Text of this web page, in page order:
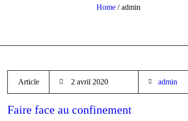
Home /admin
Article 2 avril 2020 admin
Faire face au confinement